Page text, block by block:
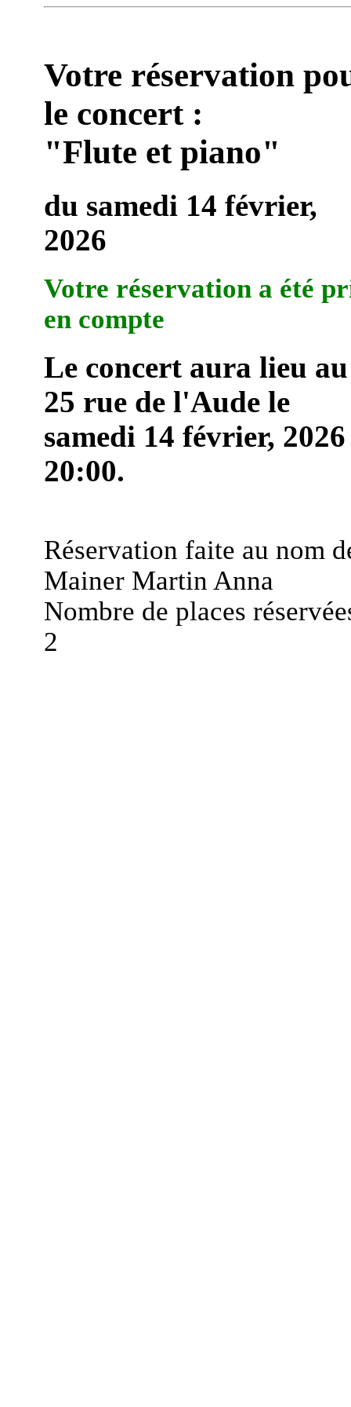
Votre réservation
le concert :
"Flute et piano"
du samedi 14 février,
2026
Votre réservation a été
en compte
Le concert aura lieu au
25 rue de l'Aude le
samedi 14 février,
20:00.
Réservation faite au nom
Mainer Martin Anna
Nombre de places
2